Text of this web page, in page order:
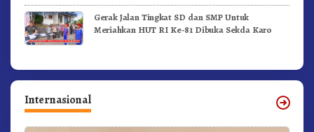
Gerak Jalan Tingkat SD dan SMP Untuk
Meriahkan HUT RI Ke-81 Dibuka Sekda Karo
Internasional